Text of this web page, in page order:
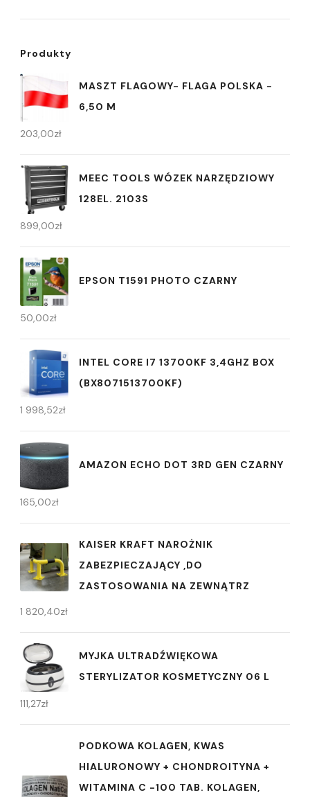
Produkty
MASZT FLAGOWY- FLAGA POLSKA -
6,50 M
203,00zł
MEEC TOOLS WÓZEK NARZĘDZIOWY
128EL. 2103S
899,00zł
EPSON T1591 PHOTO CZARNY
50,00zł
INTEL CORE I7 13700KF 3,4GHZ BOX
(BX8071513700KF)
1 998,52zł
AMAZON ECHO DOT 3RD GEN CZARNY
165,00zł
KAISER KRAFT NAROŻNIK
ZABEZPIECZAJĄCY ,DO
ZASTOSOWANIA NA ZEWNĄTRZ
1 820,40zł
MYJKA ULTRADŹWIĘKOWA
STERYLIZATOR KOSMETYCZNY 06 L
111,27zł
PODKOWA KOLAGEN, KWAS
HIALURONOWY + CHONDROITYNA +
WITAMINA C -100 TAB. KOLAGEN,